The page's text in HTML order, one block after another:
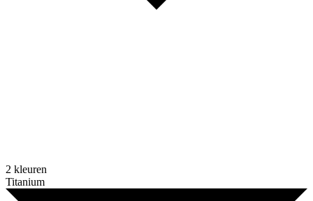
2 kleuren
Titanium